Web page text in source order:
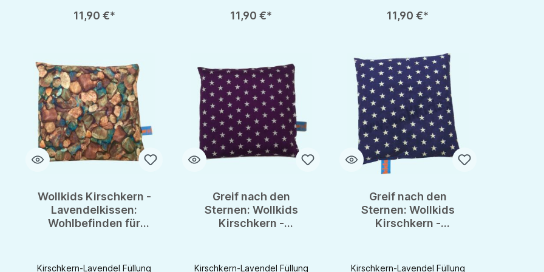
11,90 €* 11,90 €* 11,90 €*
Wollkids Kirschkern -
Lavendelkissen:
Wohlbefinden für
Kirschkern-Lavendel Füllung
Greif nach den
Sternen: Wollkids
Kirschkern -
Kirschkern-Lavendel Füllung
Greif nach den
Sternen: Wollkids
Kirschkern -
Kirschkern-Lavendel Füllung